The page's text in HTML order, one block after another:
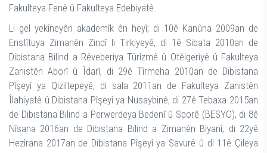
Fakulteya Fenê û Fakulteya Edebiyatê.
Li gel yekîneyên akademîk ên heyî; di 10ê Kanûna 2009an de
Enstîtuya Zimanên Zindî li Tirkiyeyê, di 1ê Sibata 2010an de
Dibistana Bilind a Rêveberiya Tûrîzmê û Otêlgeriyê û Fakulteya
Zanistên Aborî û Îdarî, di 29ê Tîrmeha 2010an de Dibistana
Pîşeyî ya Qiziltepeyê, di sala 2011an de Fakulteya Zanistên
Îlahiyatê û Dibistana Pîşeyî ya Nusaybinê, di 27ê Tebaxa 2015an
de Dibistana Bilind a Perwerdeya Bedenî û Sporê (BESYO), di 8ê
Nîsana 2016an de Dibistana Bilind a Zimanên Biyanî, di 22yê
Hezîrana 2017an de Dibistana Pîşeyî ya Savurê û di 11ê Çileya